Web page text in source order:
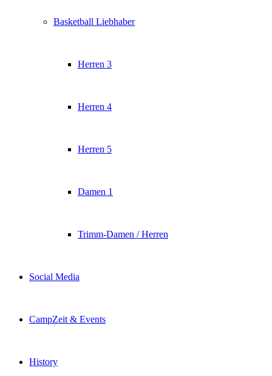
Basketball Liebhaber
Herren 3
Herren 4
Herren 5
Damen 1
Trimm-Damen / Herren
Social Media
CampZeit & Events
History